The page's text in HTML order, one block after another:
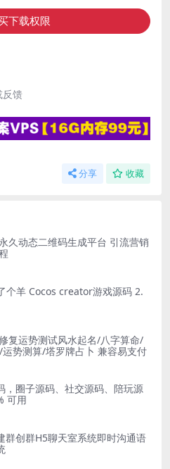
下载权限
反馈
分享 收藏
久动态二维码生成平台 引流营销
个羊 Cocos creator游戏源码 2.
复运势测试风水起名/八字算命/
势测算/塔罗牌占卜 兼容易支付
，圈子源码、社交源码、陪玩源
可用
群创群H5聊天室系统即时沟通语